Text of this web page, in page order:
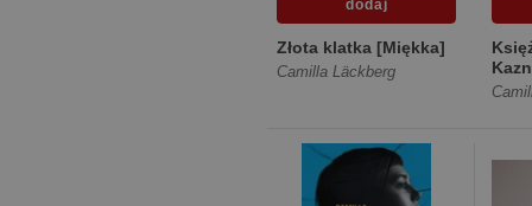
Złota klatka [Miękka]
Camilla Läckberg